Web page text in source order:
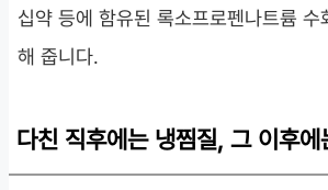
십약 등에 함유된 록소프로펜나트륨
해 줍니다.
다친 직후에는 냉찜질, 그 이후에